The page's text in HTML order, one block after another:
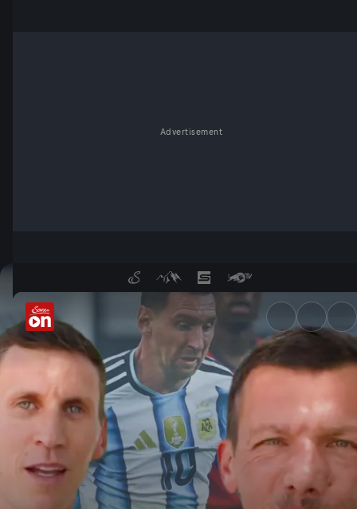
Advertisement
Nachspielzeit! Die Stadion-